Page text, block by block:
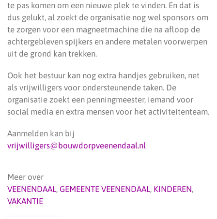
te pas komen om een nieuwe plek te vinden. En dat is
dus gelukt, al zoekt de organisatie nog wel sponsors om
te zorgen voor een magneetmachine die na afloop de
achtergebleven spijkers en andere metalen voorwerpen
uit de grond kan trekken.
Ook het bestuur kan nog extra handjes gebruiken, net
als vrijwilligers voor ondersteunende taken. De
organisatie zoekt een penningmeester, iemand voor
social media en extra mensen voor het activiteitenteam.
Aanmelden kan bij
vrijwilligers@bouwdorpveenendaal.nl
Meer over
VEENENDAAL, GEMEENTE VEENENDAAL, KINDEREN,
VAKANTIE